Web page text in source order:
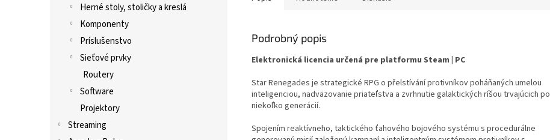
Herné stoly, stoličky a kreslá
Komponenty
Príslušenstvo
Sieťové prvky
Routery
Software
Projektory
Streaming
Podrobný popis
Elektronická licencia určená pre platformu Steam | PC
Star Renegades je strategické RPG o přelstívání protivníkov poháňaných umelou
inteligenciou, nadväzovanie priateľstva a zvrhnutie galaktických ríšou trvajúcich po
niekoľko generácií.
Spojením reaktívneho, taktického ťahového bojového systému s procedurálne